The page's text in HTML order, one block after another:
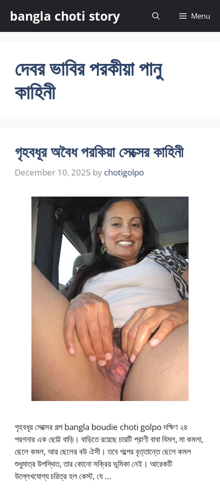
content
bangla choti story Menu
দেবর ভাবির পরকীয়া পানু
কাহিনী
গৃহবধূর অবৈধ পরকিয়া সেক্সের কাহিনী
December 10, 2025 by chotigolpo
গৃহবধূর সেক্সের গল্প bangla boudie choti golpo দক্ষিণ ২৪
পরগনার এক ছোট্ট বাড়ি। বাড়িতে রয়েছে চারটি প্রাণী বাবা বিমল, মা কমলা,
ছেলে কমল, আর ছেলের বউ ঐসী। তবে গল্পের বৃত্তান্তে ছেলে কমল
শুধুমাত্র উপস্থিত, তার কোনো সক্রিয় ভূমিকা নেই। আরেকটি
উল্লেখযোগ্য চরিত্র হল কেস্ট, যে …